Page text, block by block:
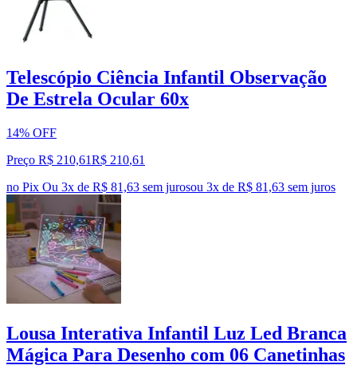
Telescópio Ciência Infantil Observação
De Estrela Ocular 60x
14% OFF
Preço R$ 210,61R$ 210,61
no Pix Ou 3x de R$ 81,63 sem jurosou 3x de R$ 81,63 sem juros
Lousa Interativa Infantil Luz Led Branca
Mágica Para Desenho com 06 Canetinhas